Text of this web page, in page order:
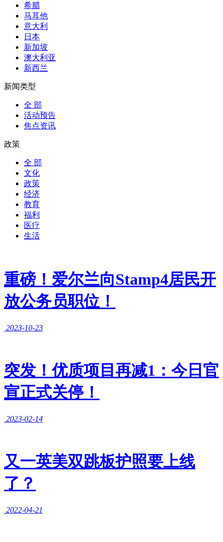
希腊
马耳他
意大利
日本
新加坡
澳大利亚
新西兰
新闻类型
全 部
活动预告
焦点资讯
政策
全 部
文化
政策
经济
教育
福利
医疗
生活
重磅！爱尔兰向Stamp4居民开
放公务员职位！
2023-10-23
突发！优质项目再减1：今日官
宣正式关停！
2023-02-14
又一英美双跳板护照要上线
了？
2022-04-21